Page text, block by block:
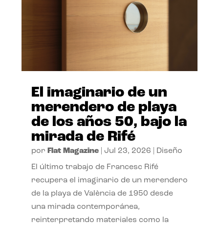
El imaginario de un
merendero de playa
de los años 50, bajo la
mirada de Rifé
por Flat Magazine| Jul 23, 2026 Diseño
El último trabajo de Francesc Rifé
recupera el imaginario de un merendero
de la playa de València de 1950 desde
una mirada contemporánea,
reinterpretando materiales como la